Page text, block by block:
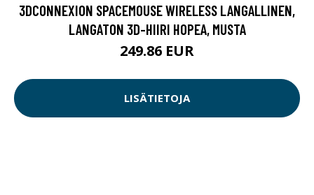
3DCONNEXION SPACEMOUSE WIRELESS LANGALLINEN,
LANGATON 3D-HIIRI HOPEA, MUSTA
249.86 EUR
LISÄTIETOJA